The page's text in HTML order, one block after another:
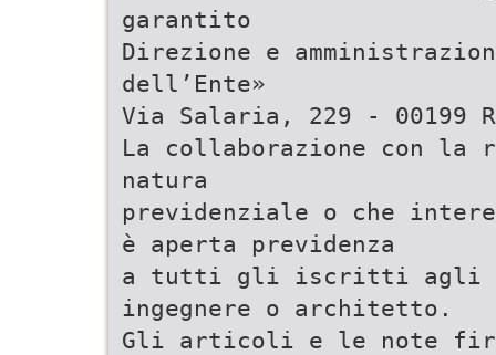
garantito
Direzione e
dell’Ente»
Via Salaria, 229 - 00199
La collaborazione con la
natura
previdenziale o che
è aperta previdenza
a tutti gli iscritti agli
ingegnere o architetto.
Gli articoli e le note